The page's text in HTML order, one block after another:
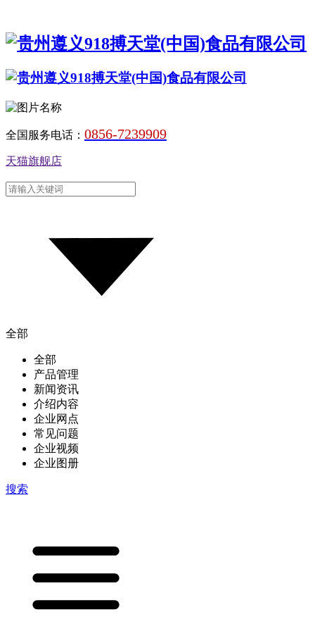
全国服务电话： 0856-7239909
天猫旗舰店
全部
全部
产品管理
新闻资讯
介绍内容
企业网点
常见问题
企业视频
企业图册
搜索